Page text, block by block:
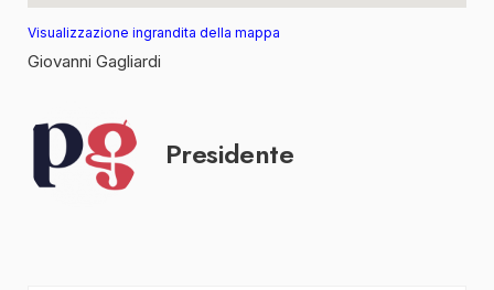
Visualizzazione ingrandita della mappa
Giovanni Gagliardi
Presidente